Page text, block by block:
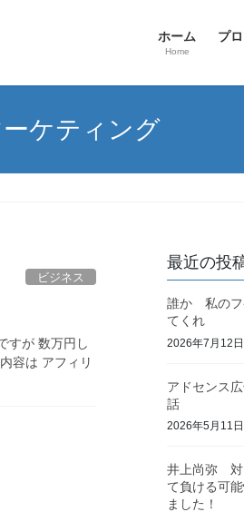
ホーム
Home
プ
ケティング
ビジネス
すが 数万円し
容は アフィリ
最近の投
誰か 私のフ
てくれ
2026年7月12日
アドセンス
話
2026年5月11日
井上尚弥
て負ける可
ました！